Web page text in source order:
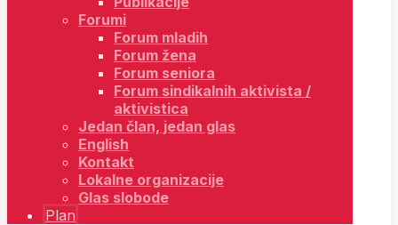
Forumi
Forum mladih
Forum žena
Forum seniora
Forum sindikalnih aktivista /
aktivistica
Jedan član, jedan glas
English
Kontakt
Lokalne organizacije
Glas slobode
Plan